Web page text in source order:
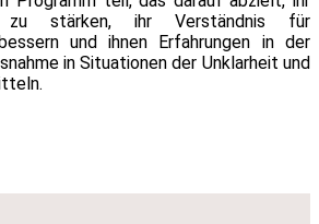
zu stärken, ihr Verständnis für
und ihnen Erfahrungen in der
in Situationen der Unklarheit und